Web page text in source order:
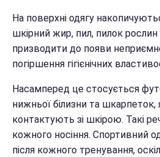
На поверхні одягу
шкірний жир, пил, пилок рослин
призводити до появи
погіршення гігієнічних
Насамперед це стосується
нижньої білизни та шкарпеток,
контактують зі шкірою. Такі
кожного носіння. Спортивний
після кожного тренування,